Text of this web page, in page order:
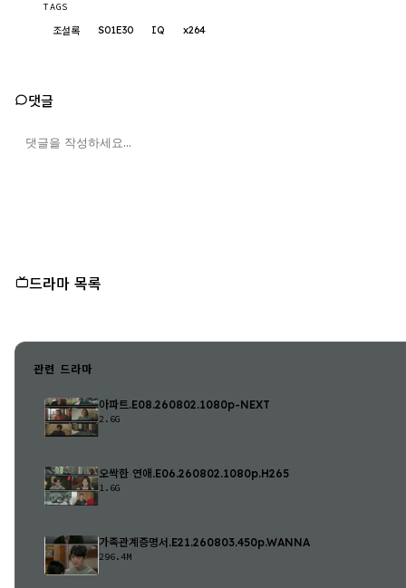
TAGS
조설록 S01E30 IQ x264
댓글
드라마 목록
관련 드라마
아파트.E08.260802.1080p-NEXT
2.6G
오싹한 연애.E06.260802.1080p.H265
1.6G
가족관계증명서.E21.260803.450p.WANNA
296.4M